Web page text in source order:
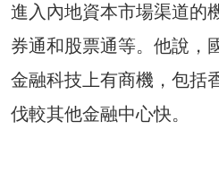
進入內地資本市場渠道的
券通和股票通等。他說，
金融科技上有商機，包括
伐較其他金融中心快。